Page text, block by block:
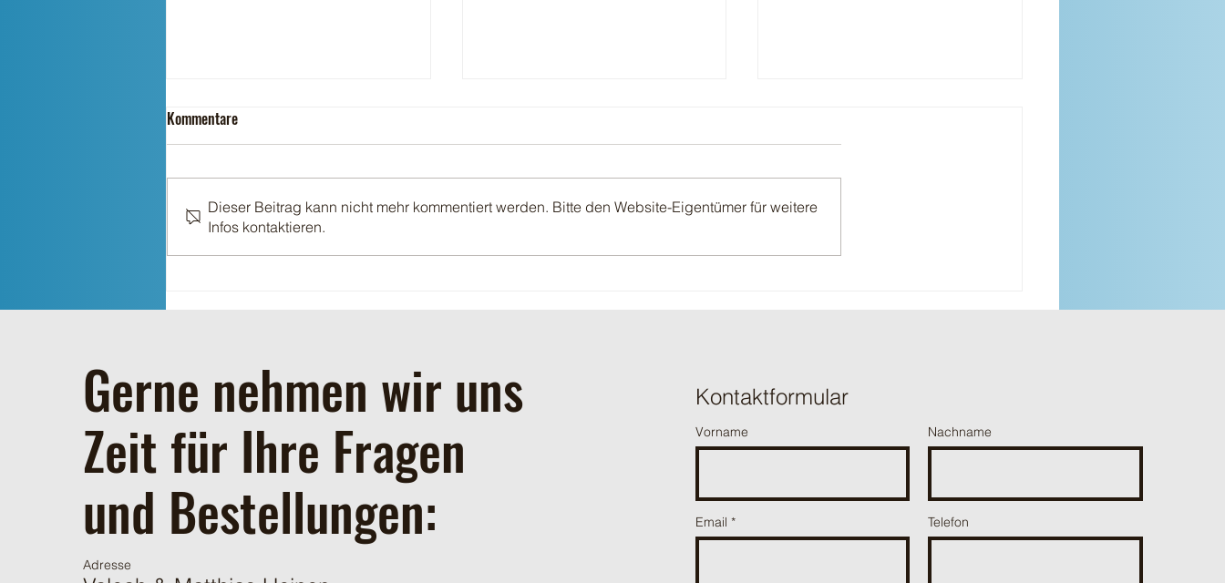
Einstreu für den Winter
Erster Schnitt 2026
Kommentare
Dieser Beitrag kann nicht mehr kommentiert werden. Bitte den Website-Eigentümer für weitere
Infos kontaktieren.
Gerne nehmen wir uns
Zeit für Ihre Fragen
und Bestellungen:
Adresse
Kontaktformular
Vorname Nachname
Email Telefon